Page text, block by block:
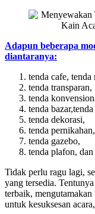
Adapun beberapa
diantaranya:
tenda cafe, tenda
tenda transparan,
tenda
tenda
tenda dekorasi,
tenda pernikahan,
tenda gazebo,
tenda plafon,
Tidak perlu ragu lagi,
yang tersedia.
terbaik, mengutamakan
untuk kesuksesan